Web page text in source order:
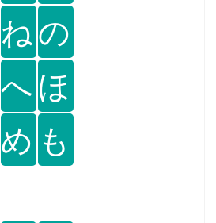
ねの
へほ
め も